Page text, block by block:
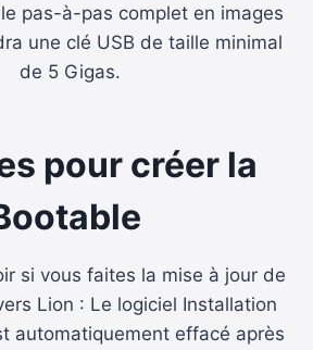
pas-à-pas complet en images
une clé USB de taille minimal
de 5 Gigas.
pour créer la
si vous faites la mise à jour de
Lion : Le logiciel Installation
automatiquement effacé après